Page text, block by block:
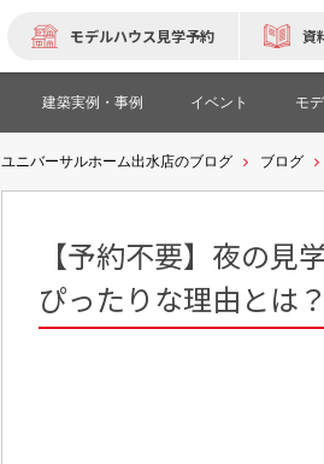
モデルハウス見学予約 資
建築実例・事例 イベント モ
ユニバーサルホーム出水店のブログ ブログ
【予約不要】夜の見
ぴったりな理由とは？